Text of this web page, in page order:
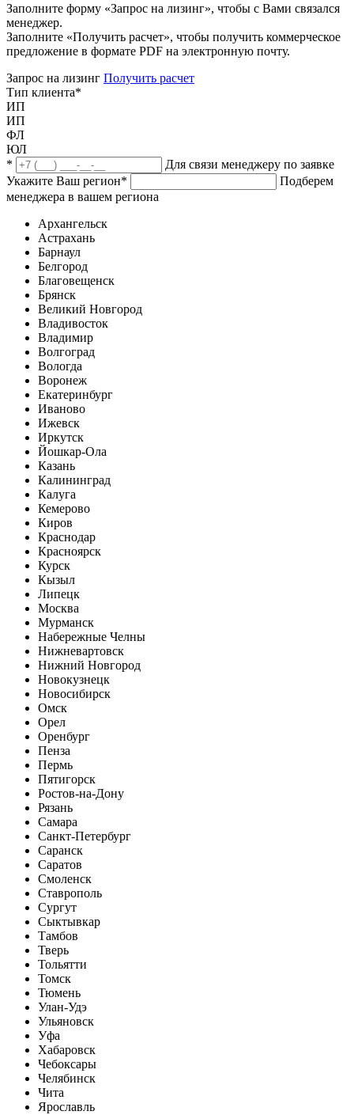
Заполните форму «Запрос на лизинг», чтобы с Вами связался
менеджер.
Заполните «Получить расчет», чтобы получить коммерческое
предложение в формате PDF на электронную почту.
Запрос на лизинг Получить расчет
Тип клиента*
ИП
ИП
ФЛ
ЮЛ
*
Для связи менеджеру по заявке
Укажите Ваш регион*
Подберем
менеджера в вашем региона
Архангельск
Астрахань
Барнаул
Белгород
Благовещенск
Брянск
Великий Новгород
Владивосток
Владимир
Волгоград
Вологда
Воронеж
Екатеринбург
Иваново
Ижевск
Иркутск
Йошкар-Ола
Казань
Калининград
Калуга
Кемерово
Киров
Краснодар
Красноярск
Курск
Кызыл
Липецк
Москва
Мурманск
Набережные Челны
Нижневартовск
Нижний Новгород
Новокузнецк
Новосибирск
Омск
Орел
Оренбург
Пенза
Пермь
Пятигорск
Ростов-на-Дону
Рязань
Самара
Санкт-Петербург
Саранск
Саратов
Смоленск
Ставрополь
Сургут
Сыктывкар
Тамбов
Тверь
Тольятти
Томск
Тюмень
Улан-Удэ
Ульяновск
Уфа
Хабаровск
Чебоксары
Челябинск
Чита
Ярославль